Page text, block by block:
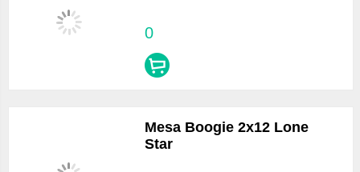
0
Mesa Boogie 2x12 Lone
Star